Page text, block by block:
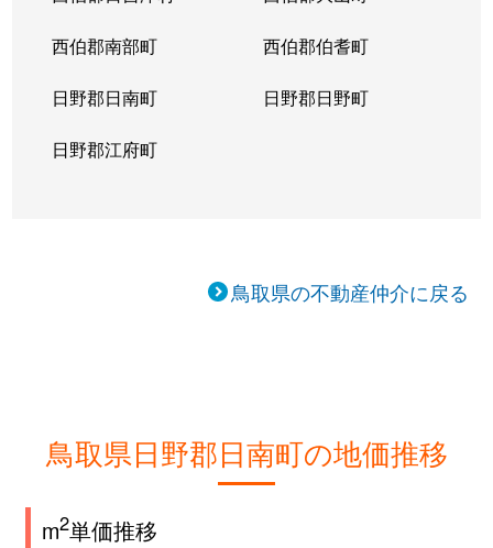
西伯郡南部町 西伯郡伯耆町
日野郡日南町 日野郡日野町
日野郡江府町
鳥取県の不動産仲介に戻る
鳥取県日野郡日南町の地価推移
m2単価推移